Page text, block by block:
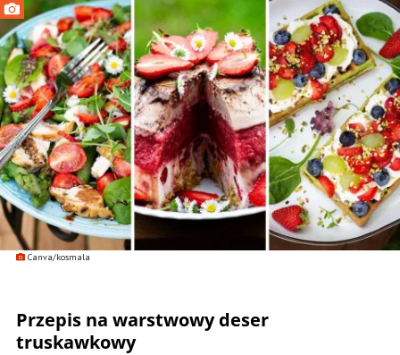
Canva/kosmala
Przepis na warstwowy deser
truskawkowy